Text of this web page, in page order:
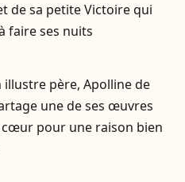
de sa petite Victoire qui
faire ses nuits
illustre père, Apolline de
une de ses œuvres
cœur pour une raison bien